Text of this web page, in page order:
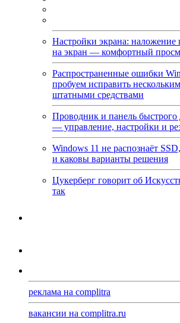
Настройки экрана: наложение
на экран — комфортный
Распространенные ошибки
пробуем исправить
штатными средствами
Проводник и панель быстрого
— управление, настройки и
Windows 11 не распознаёт
и каковы варианты решения
Цукерберг говорит об
так
реклама на complitra
вакансии на complitra.ru